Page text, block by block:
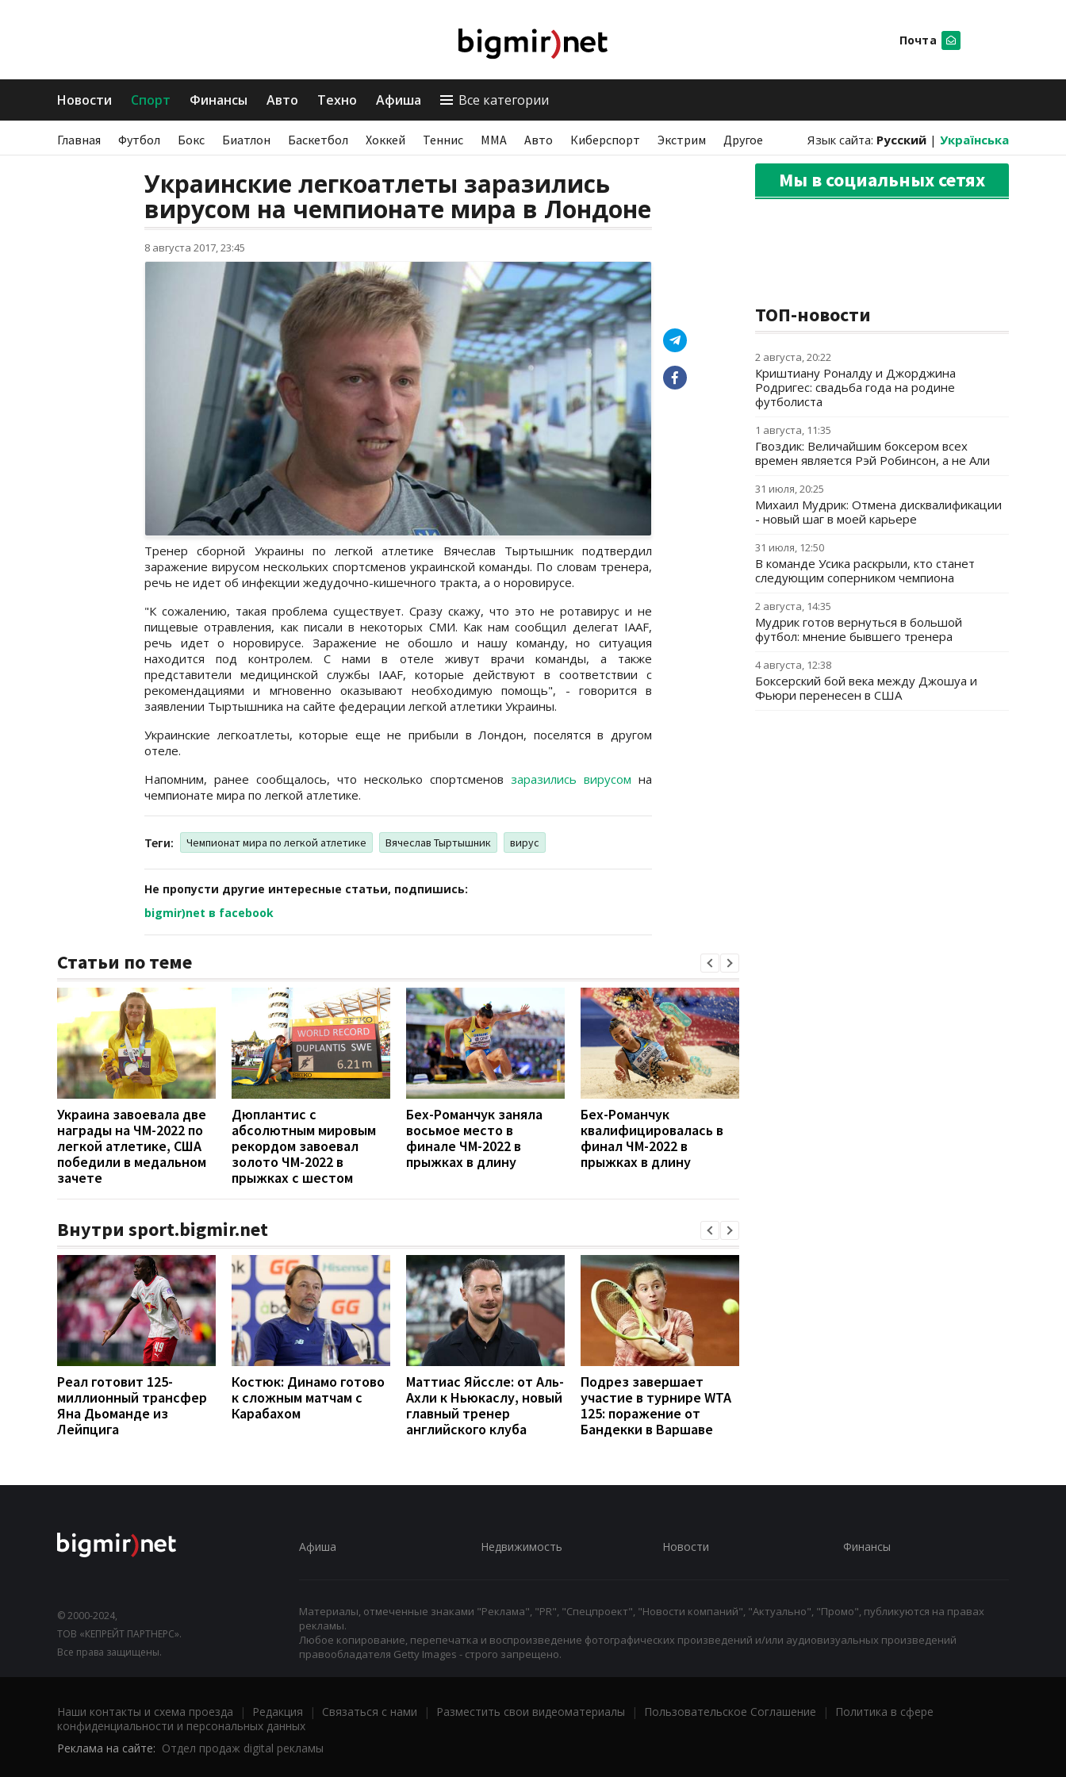
Почта
Новости Спорт Финансы Авто Техно Афиша Все категории
Главная Футбол Бокс Биатлон Баскетбол Хоккей Теннис ММА Авто Киберспорт Экстрим Другое Язык сайта: Русский | Українська
Украинские легкоатлеты заразились
вирусом на чемпионате мира в Лондоне
8 августа 2017, 23:45
Тренер сборной Украины по легкой атлетике Вячеслав Тыртышник подтвердил
заражение вирусом нескольких спортсменов украинской команды. По словам тренера,
речь не идет об инфекции жедудочно-кишечного тракта, а о норовирусе.
"К сожалению, такая проблема существует. Сразу скажу, что это не ротавирус и не
пищевые отравления, как писали в некоторых СМИ. Как нам сообщил делегат IAAF,
речь идет о норовирусе. Заражение не обошло и нашу команду, но ситуация
находится под контролем. С нами в отеле живут врачи команды, а также
представители медицинской службы IAAF, которые действуют в соответствии с
рекомендациями и мгновенно оказывают необходимую помощь", - говорится в
заявлении Тыртышника на сайте федерации легкой атлетики Украины.
Украинские легкоатлеты, которые еще не прибыли в Лондон, поселятся в другом
отеле.
Напомним, ранее сообщалось, что несколько спортсменов заразились вирусом на
чемпионате мира по легкой атлетике.
Теги: Чемпионат мира по легкой атлетике Вячеслав Тыртышник вирус
Не пропусти другие интересные статьи, подпишись:
bigmir)net в facebook
Статьи по теме
Украина завоевала две
награды на ЧМ-2022 по
легкой атлетике, США
победили в медальном
зачете
Дюплантис с
абсолютным мировым
рекордом завоевал
золото ЧМ-2022 в
прыжках с шестом
Бех-Романчук заняла
восьмое место в
финале ЧМ-2022 в
прыжках в длину
Бех-Романчук
квалифицировалась в
финал ЧМ-2022 в
прыжках в длину
Внутри sport.bigmir.net
Реал готовит 125-
миллионный трансфер
Яна Дьоманде из
Лейпцига
Костюк: Динамо готово
к сложным матчам с
Карабахом
Маттиас Яйссле: от Аль-
Ахли к Ньюкаслу, новый
главный тренер
английского клуба
Подрез завершает
участие в турнире WTA
125: поражение от
Бандекки в Варшаве
Мы в социальных сетях
ТОП-новости
2 августа, 20:22
Криштиану Роналду и Джорджина
Родригес: свадьба года на родине
футболиста
1 августа, 11:35
Гвоздик: Величайшим боксером всех
времен является Рэй Робинсон, а не Али
31 июля, 20:25
Михаил Мудрик: Отмена дисквалификации
- новый шаг в моей карьере
31 июля, 12:50
В команде Усика раскрыли, кто станет
следующим соперником чемпиона
2 августа, 14:35
Мудрик готов вернуться в большой
футбол: мнение бывшего тренера
4 августа, 12:38
Боксерский бой века между Джошуа и
Фьюри перенесен в США
© 2000-2024,
ТОВ «КЕПРЕЙТ ПАРТНЕРС».
Все права защищены.
Афиша Недвижимость Новости Финансы
Материалы, отмеченные знаками "Реклама", "PR", "Спецпроект", "Новости компаний", "Актуально", "Промо", публикуются на правах
рекламы.
Любое копирование, перепечатка и воспроизведение фотографических произведений и/или аудиовизуальных произведений
правообладателя Getty Images - строго запрещено.
Наши контакты и схема проезда | Редакция | Связаться с нами | Разместить свои видеоматериалы | Пользовательское Соглашение |
Политика в сфере
конфиденциальности и персональных данных
Реклама на сайте: Отдел продаж digital рекламы